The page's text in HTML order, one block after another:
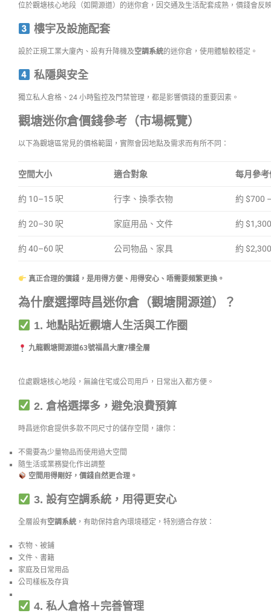
位於觀塘核心地段（如開源道）的迷你倉，因交通及生活配套成熟，價錢會反
樓宇及設施配套
設於正規工業大廈內、設有升降機及空調系統的迷你倉，使用體驗較穩定。
私隱與安全
獨立私人倉格、24 小時監控及門禁管理，都是影響價錢的重要因素。
觀塘迷你倉價錢參考（市場概覽）
以下為觀塘區常見的價格範圍，實際會因地點及需求而有所不同：
空間大小 適合對象 每月參考
約 10–15 呎 行李、換季衣物 約 $700
約 20–30 呎 家庭用品、文件 約
約 40–60 呎 公司物品、家具 約
真正合理的價錢，是用得方便、用得安心、唔需要頻繁更換。
為什麼選擇時昌迷你倉（觀塘開源道）？
1. 地點貼近觀塘人生活與工作圈
九龍觀塘開源道63號福昌大廈7樓全層
位處觀塘核心地段，無論住宅或公司用戶，日常出入都方便。
2. 倉格選擇多，避免浪費預算
時昌迷你倉提供多款不同尺寸的儲存空間，讓你：
不需要為少量物品而使用過大空間
隨生活或業務變化作出調整
空間用得剛好，價錢自然更合理。
3. 設有空調系統，用得更安心
全層設有空調系統 ，有助保持倉內環境穩定，特別適合存放：
衣物、被鋪
文件、書籍
家庭及日常用品
公司樣板及存貨
4. 私人倉格＋完善管理